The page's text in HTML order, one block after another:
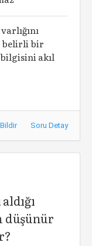
belirli bir
akıl
Soru Detay
düşünür